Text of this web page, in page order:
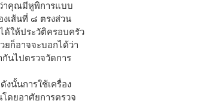
าคุณมีหูพิการแบบ
งเส้นที่ ๘ ตรงส่วน
ด้ให้ประวัติครอบครัว
ก็อาจจะบอกได้ว่า
นไปตรวจวัดการ
นั้นการใช้เครื่อง
ดยอาศัยการตรวจ